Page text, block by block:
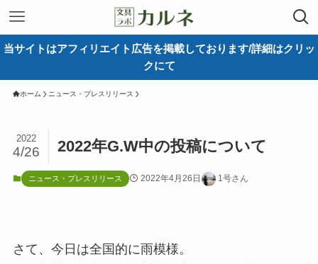
当サイトはアフィリエイト広告を掲載しております/詳細はクリッ
クにて
ホーム ニュース・プレスリリース
2022年G.W中の投稿について
2022
4/26
ニュース・プレスリリース 2022年4月26日 1号さん
さて、今日は全国的に雨模様。